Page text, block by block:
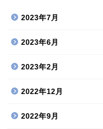
2023年7月
2023年6月
2023年2月
2022年12月
2022年9月